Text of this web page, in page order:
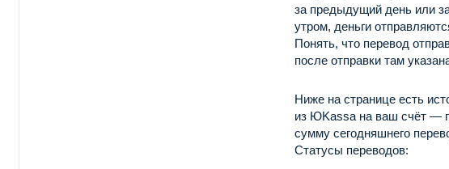
за предыдущий день или
утром, деньги
Понять, что перевод
после отправки там
Ниже на странице есть
из ЮKassa на ваш счёт —
сумму сегодняшнего
Статусы переводов: